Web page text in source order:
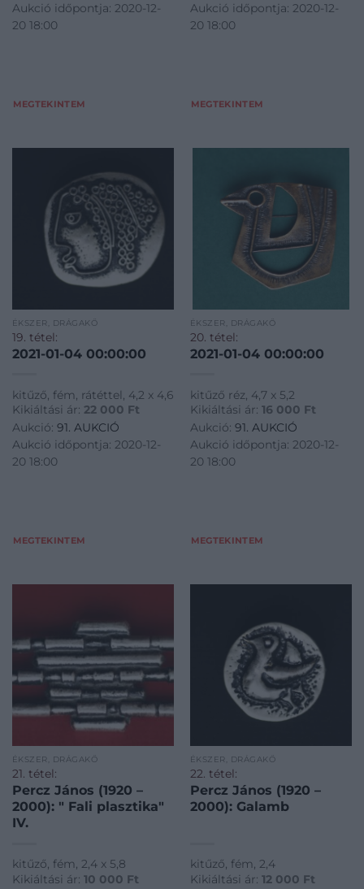
Aukció időpontja: 2020-12-
20 18:00
MEGTEKINTEM
Aukció időpontja: 2020-12-
20 18:00
MEGTEKINTEM
ÉKSZER, DRÁGAKŐ
19. tétel:
2021-01-04 00:00:00
kitűző, fém, rátéttel, 4,2 x 4,6
Kikiáltási ár: 22 000 Ft
Aukció: 91. AUKCIÓ
Aukció időpontja: 2020-12-
20 18:00
MEGTEKINTEM
ÉKSZER, DRÁGAKŐ
20. tétel:
2021-01-04 00:00:00
kitűző réz, 4,7 x 5,2
Kikiáltási ár: 16 000 Ft
Aukció: 91. AUKCIÓ
Aukció időpontja: 2020-12-
20 18:00
MEGTEKINTEM
ÉKSZER, DRÁGAKŐ
21. tétel:
Percz János (1920 –
2000): " Fali plasztika"
IV.
kitűző, fém, 2,4 x 5,8
Kikiáltási ár: 10 000 Ft
ÉKSZER, DRÁGAKŐ
22. tétel:
Percz János (1920 –
2000): Galamb
kitűző, fém, 2,4
Kikiáltási ár: 12 000 Ft